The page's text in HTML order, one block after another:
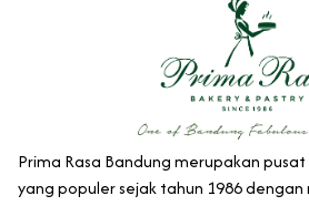
Prima Rasa Bandung merupakan
yang populer sejak tahun 1986 dengan